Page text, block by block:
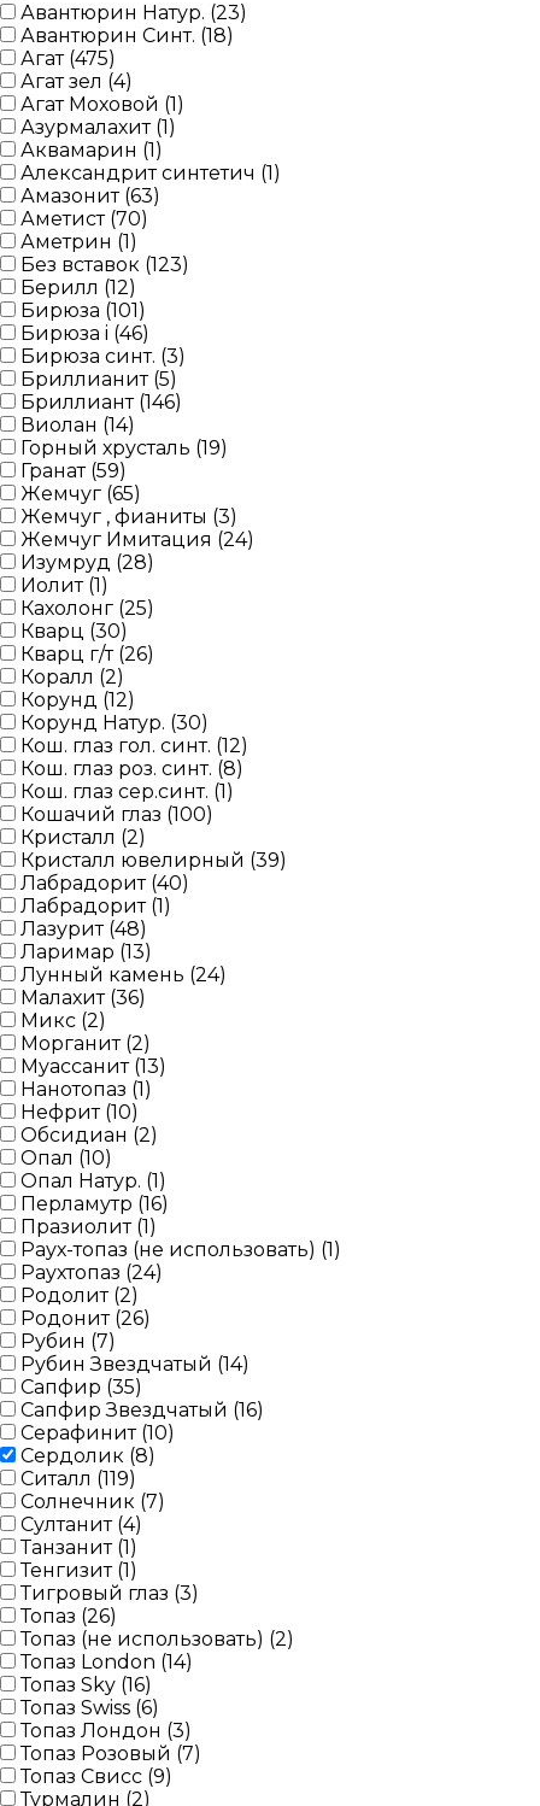
Авантюрин Натур. (23)
Авантюрин Синт. (18)
Агат (475)
Агат зел (4)
Агат Моховой (1)
Азурмалахит (1)
Аквамарин (1)
Александрит синтетич (1)
Амазонит (63)
Аметист (70)
Аметрин (1)
Без вставок (123)
Берилл (12)
Бирюза (101)
Бирюза i (46)
Бирюза синт. (3)
Бриллианит (5)
Бриллиант (146)
Виолан (14)
Горный хрусталь (19)
Гранат (59)
Жемчуг (65)
Жемчуг , фианиты (3)
Жемчуг Имитация (24)
Изумруд (28)
Иолит (1)
Кахолонг (25)
Кварц (30)
Кварц г/т (26)
Коралл (2)
Корунд (12)
Корунд Натур. (30)
Кош. глаз гол. синт. (12)
Кош. глаз роз. синт. (8)
Кош. глаз сер.синт. (1)
Кошачий глаз (100)
Кристалл (2)
Кристалл ювелирный (39)
Лабрадорит (40)
Лабрадорит (1)
Лазурит (48)
Ларимар (13)
Лунный камень (24)
Малахит (36)
Микс (2)
Морганит (2)
Муассанит (13)
Нанотопаз (1)
Нефрит (10)
Обсидиан (2)
Опал (10)
Опал Натур. (1)
Перламутр (16)
Празиолит (1)
Раух-топаз (не использовать) (1)
Раухтопаз (24)
Родолит (2)
Родонит (26)
Рубин (7)
Рубин Звездчатый (14)
Сапфир (35)
Сапфир Звездчатый (16)
Серафинит (10)
Сердолик (8)
Ситалл (119)
Солнечник (7)
Султанит (4)
Танзанит (1)
Тенгизит (1)
Тигровый глаз (3)
Топаз (26)
Топаз (не использовать) (2)
Топаз London (14)
Топаз Sky (16)
Топаз Swiss (6)
Топаз Лондон (3)
Топаз Розовый (7)
Топаз Свисс (9)
Турмалин (2)